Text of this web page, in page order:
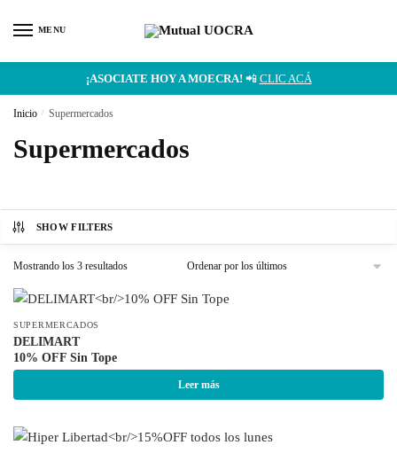
MENU
¡ASOCIATE HOY A MOECRA! 📲 CLIC ACÁ
Inicio / Supermercados
Supermercados
SHOW FILTERS
Mostrando los 3 resultados
SUPERMERCADOS
DELIMART
10% OFF Sin Tope
Leer más